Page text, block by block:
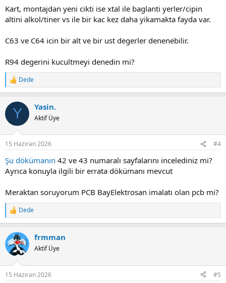
Kart, montajdan yeni cikti ise xtal ile baglanti yerler/cipin
altini alkol/tiner vs ile bir kac kez daha yikamakta fayda var.
C63 ve C64 icin bir alt ve bir ust degerler denenebilir.
R94 degerini kucultmeyi denedin mi?
R
e
c
i
s
Dede
Y Yasin.
Aktif Üye
15 Haziran 2026 #4
Şu dökümanın 42 ve 43 numaralı sayfalarını incelediniz mi?
Ayrıca konuyla ilgili bir errata dökümanı mevcut
Meraktan soruyorum PCB BayElektrosan imalatı olan pcb mi?
R
e
c
t
i
s
Dede
frmman
Aktif Üye
15 Haziran 2026 #5